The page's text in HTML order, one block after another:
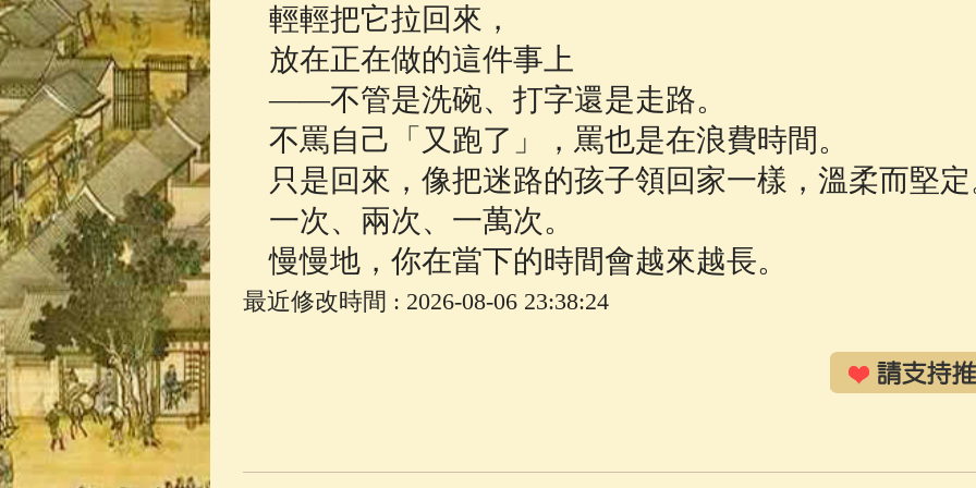
佛典故事 (37)
輕輕把它拉回來，
放在正在做的這件事上
——不管是洗碗、打字還是走路。
不罵自己「又跑了」，罵也是在浪費時間。
只是回來，像把迷路的孩子領回家一樣，溫柔而堅
一次、兩次、一萬次。
慢慢地，你在當下的時間會越來越長。
最近修改時間 : 2026-08-06 23:38:24